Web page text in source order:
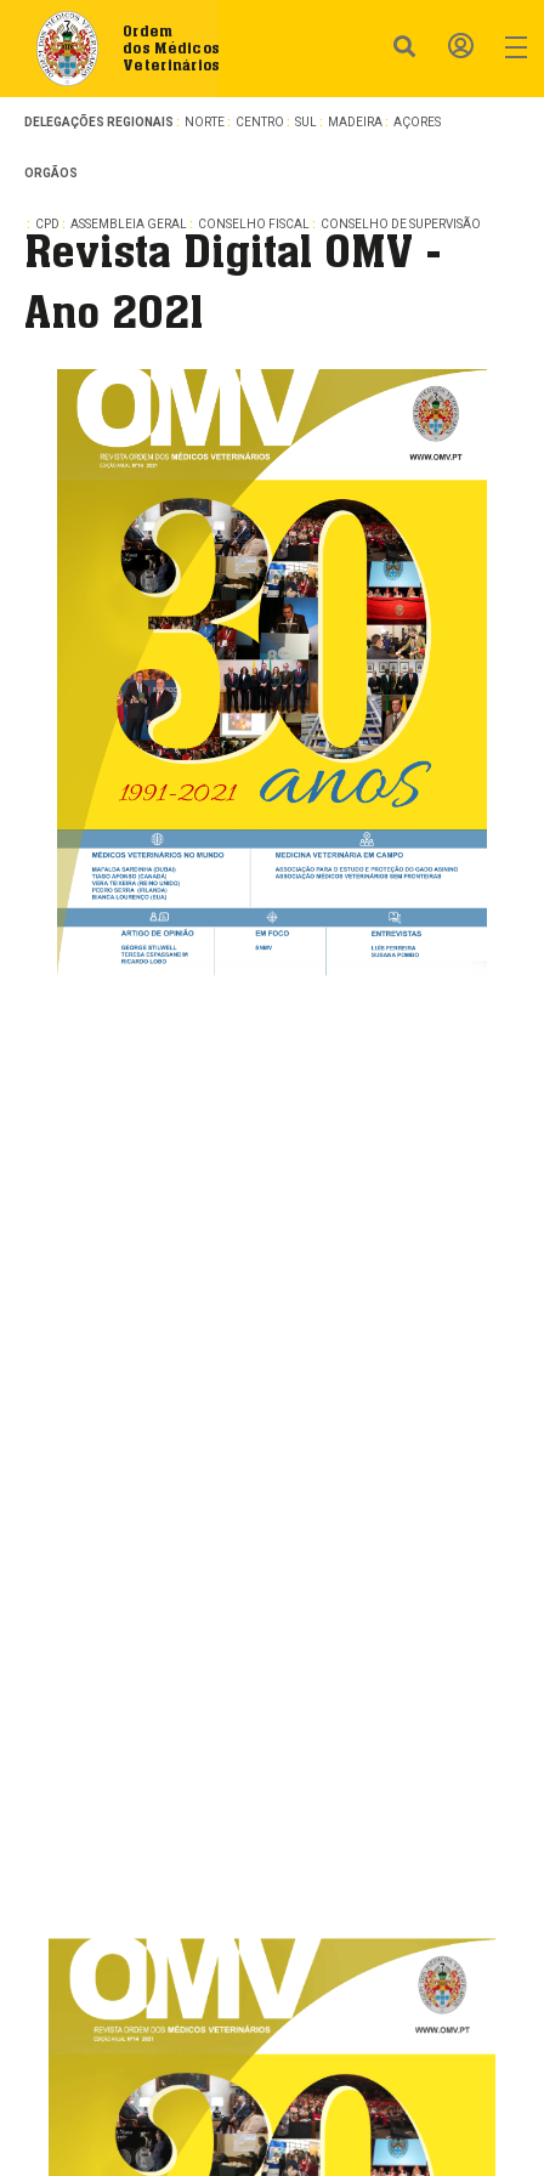
Ordem
dos Médicos
Veterinários
DELEGAÇÕES REGIONAIS NORTE CENTRO SUL MADEIRA AÇORES
ORGÃOS
CPD ASSEMBLEIA GERAL CONSELHO FISCAL CONSELHO DE SUPERVISÃO
Revista Digital OMV -
Ano 2021